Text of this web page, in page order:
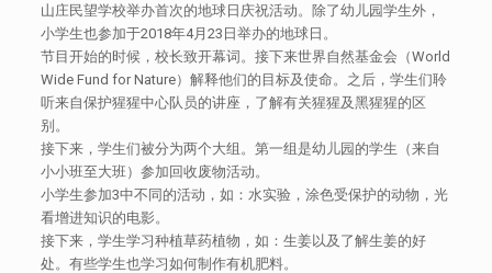
山庄民望学校举办首次的地球日庆祝活动。除了幼儿园学生外，
小学生也参加于2018年4月23日举办的地球日。
节目开始的时候，校长致开幕词。接下来世界自然基金会（World
Wide Fund for Nature）解释他们的目标及使命。之后，学生们聆
听来自保护猩猩中心队员的讲座，了解有关猩猩及黑猩猩的区
别。
接下来，学生们被分为两个大组。第一组是幼儿园的学生（来自
小小班至大班）参加回收废物活动。
小学生参加3中不同的活动，如：水实验，涂色受保护的动物，光
看增进知识的电影。
接下来，学生学习种植草药植物，如：生姜以及了解生姜的好
处。有些学生也学习如何制作有机肥料。